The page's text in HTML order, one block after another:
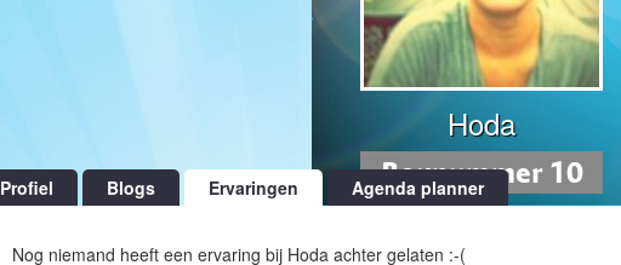
Hoda
Boxnummer 10
Profiel Blogs Ervaringen Agenda planner
Nog niemand heeft een ervaring bij Hoda achter gelaten :-(